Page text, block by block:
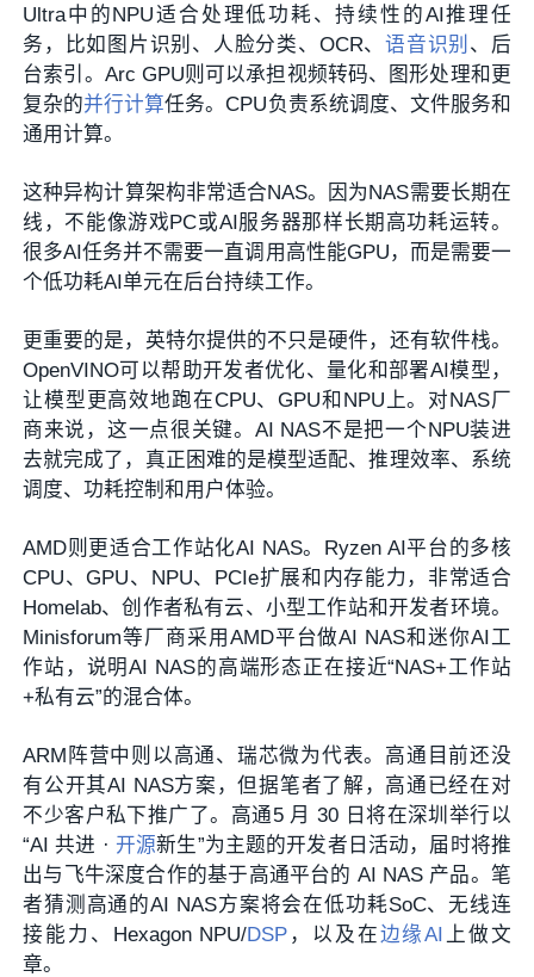
Ultra中的NPU适合处理低功耗、持续性的AI推理任
务，比如图片识别、人脸分类、OCR、语音识别 、后
台索引。Arc GPU则可以承担视频转码、图形处理和更
复杂的并行计算任务。CPU负责系统调度、文件服务和
通用计算。
这种异构计算架构非常适合NAS。因为NAS需要长期在
线，不能像游戏PC或AI服务器那样长期高功耗运转。
很多AI任务并不需要一直调用高性能GPU，而是需要一
个低功耗AI单元在后台持续工作。
更重要的是，英特尔提供的不只是硬件，还有软件栈。
OpenVINO可以帮助开发者优化、量化和部署AI模型，
让模型更高效地跑在CPU、GPU和NPU上。对NAS厂
商来说，这一点很关键。AI NAS不是把一个NPU装进
去就完成了，真正困难的是模型适配、推理效率、系统
调度、功耗控制和用户体验。
AMD则更适合工作站化AI NAS。Ryzen AI平台的多核
CPU、GPU、NPU、PCIe扩展和内存能力，非常适合
Homelab、创作者私有云、小型工作站和开发者环境。
Minisforum等厂商采用AMD平台做AI NAS和迷你AI工
作站，说明AI NAS的高端形态正在接近“NAS+工作站
+私有云”的混合体。
ARM阵营中则以高通、瑞芯微为代表。高通目前还没
有公开其AI NAS方案，但据笔者了解，高通已经在对
不少客户私下推广了。高通5 月 30 日将在深圳举行以
“AI 共进 · 开源新生”为主题的开发者日活动，届时将推
出与飞牛深度合作的基于高通平台的 AI NAS 产品。笔
者猜测高通的AI NAS方案将会在低功耗SoC、无线连
接能力、Hexagon NPU/DSP ，以及在边缘AI 上做文
章。